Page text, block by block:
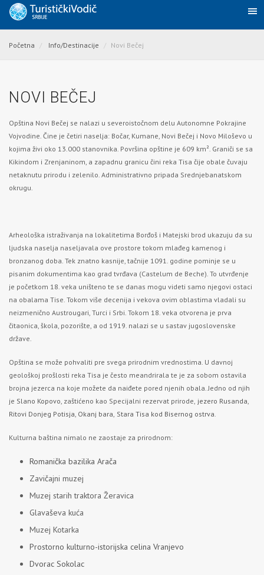
Početna Info/Destinacije Novi Bečej
NOVI BEČEJ
Opština Novi Bečej se nalazi u severoistočnom delu Autonomne Pokrajine
Vojvodine. Čine je četiri naselja: Bočar, Kumane, Novi Bečej i Novo Miloševo u
kojima živi oko 13.000 stanovnika. Površina opštine je 609 km². Graniči se sa
Kikindom i Zrenjaninom, a zapadnu granicu čini reka Tisa čije obale čuvaju
netaknutu prirodu i zelenilo. Administrativno pripada Srednjebanatskom
okrugu.
Arheološka istraživanja na lokalitetima Borđoš i Matejski brod ukazuju da su
ljudska naselja naseljavala ove prostore tokom mlađeg kamenog i
bronzanog doba. Tek znatno kasnije, tačnije 1091. godine pominje se u
pisanim dokumentima kao grad tvrđava (Castelum de Beche). To utvrđenje
je početkom 18. veka uništeno te se danas mogu videti samo njegovi ostaci
na obalama Tise. Tokom više decenija i vekova ovim oblastima vladali su
neizmenično Austrougari, Turci i Srbi. Tokom 18. veka otvorena je prva
čitaonica, škola, pozorište, a od 1919. nalazi se u sastav jugoslovenske
države.
Opština se može pohvaliti pre svega prirodnim vrednostima. U davnoj
geološkoj prošlosti reka Tisa je često meandrirala te je za sobom ostavila
brojna jezerca na koje možete da naiđete pored njenih obala. Jedno od njih
je Slano Kopovo, zaštićeno kao Specijalni rezervat prirode, jezero Rusanda,
Ritovi Donjeg Potisja, Okanj bara, Stara Tisa kod Bisernog ostrva.
Kulturna baština nimalo ne zaostaje za prirodnom:
Romanička bazilika Arača
Zavičajni muzej
Muzej starih traktora Žeravica
Glavaševa kuća
Muzej Kotarka
Prostorno kulturno-istorijska celina Vranjevo
Dvorac Sokolac